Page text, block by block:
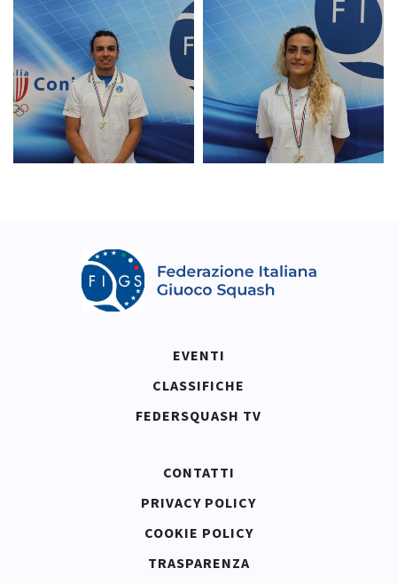
EVENTI
CLASSIFICHE
FEDERSQUASH TV
CONTATTI
PRIVACY POLICY
COOKIE POLICY
TRASPARENZA